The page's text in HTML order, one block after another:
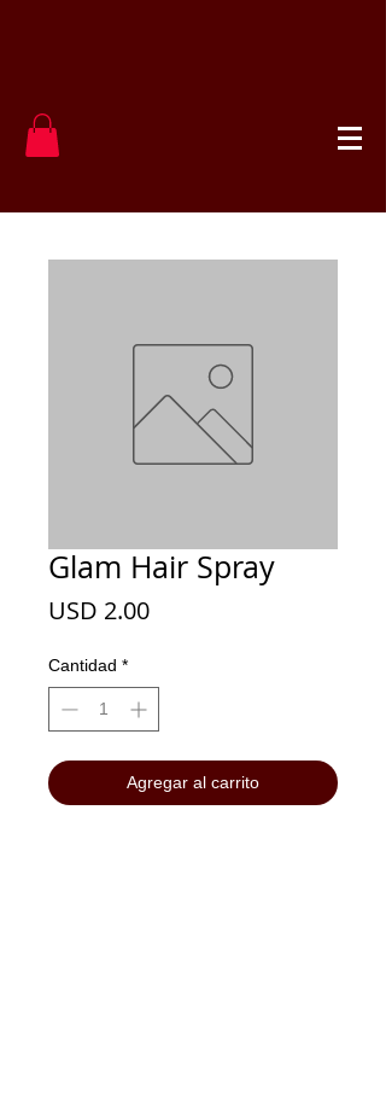
Glam Hair Spray
USD 2.00Precio
Cantidad *
Agregar al carrito